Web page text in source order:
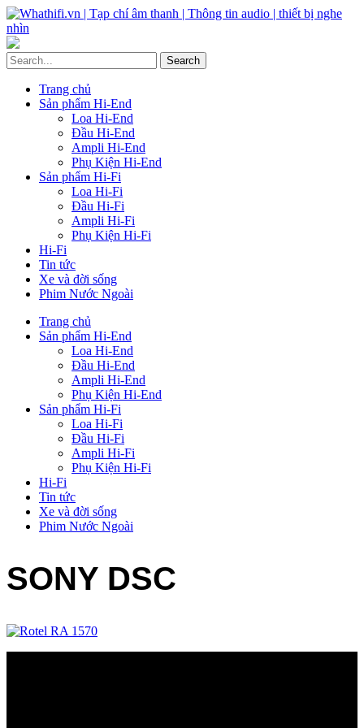
Trang chủ
Sản phẩm Hi-End
Loa Hi-End
Đầu Hi-End
Ampli Hi-End
Phụ Kiện Hi-End
Sản phẩm Hi-Fi
Loa Hi-Fi
Đầu Hi-Fi
Ampli Hi-Fi
Phụ Kiện Hi-Fi
Hi-Fi
Tin tức
Xe và đời sống
Phim Nước Ngoài
Trang chủ
Sản phẩm Hi-End
Loa Hi-End
Đầu Hi-End
Ampli Hi-End
Phụ Kiện Hi-End
Sản phẩm Hi-Fi
Loa Hi-Fi
Đầu Hi-Fi
Ampli Hi-Fi
Phụ Kiện Hi-Fi
Hi-Fi
Tin tức
Xe và đời sống
Phim Nước Ngoài
SONY DSC